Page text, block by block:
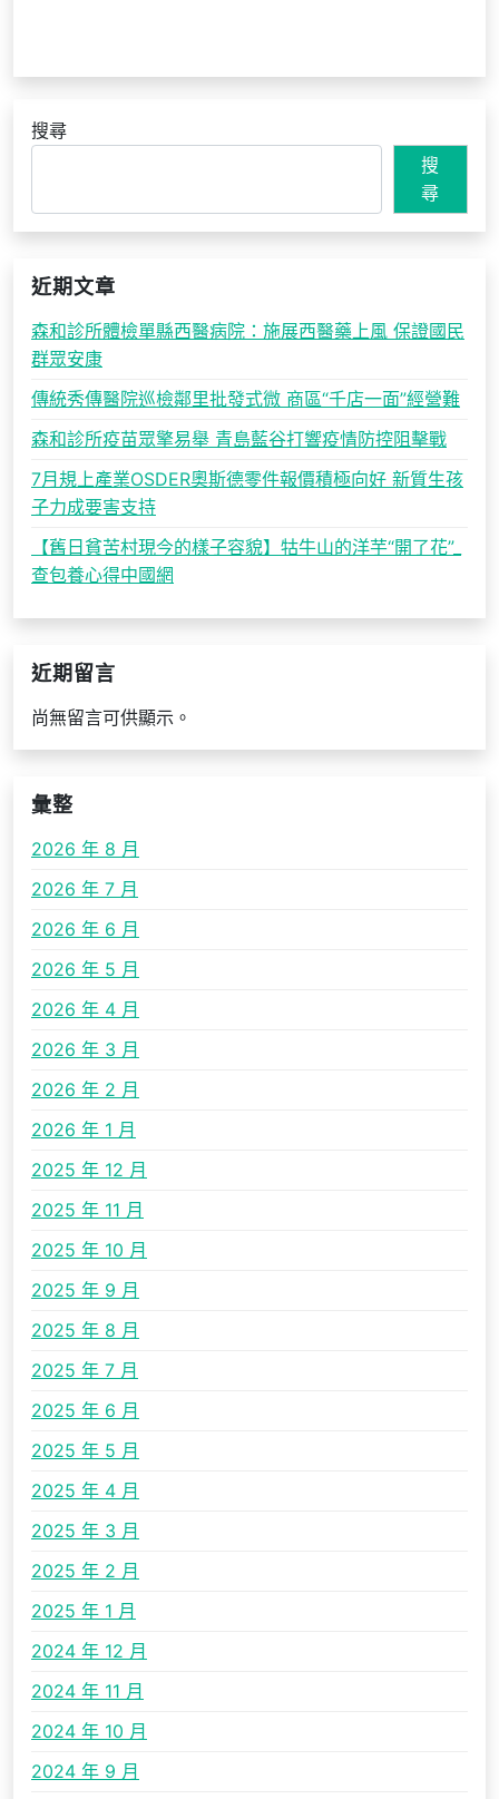
搜尋
搜
尋
近期文章
森和診所體檢單縣西醫病院：施展西醫藥上風 保證國民
群眾安康
傳統秀傳醫院巡檢鄰里批發式微 商區“千店一面”經營難
森和診所疫苗眾擎易舉 青島藍谷打響疫情防控阻擊戰
7月規上產業OSDER奧斯德零件報價積極向好 新質生孩
子力成要害支持
【舊日貧苦村現今的樣子容貌】牯牛山的洋芋“開了花”_
查包養心得中國網
近期留言
尚無留言可供顯示。
彙整
2026 年 8 月
2026 年 7 月
2026 年 6 月
2026 年 5 月
2026 年 4 月
2026 年 3 月
2026 年 2 月
2026 年 1 月
2025 年 12 月
2025 年 11 月
2025 年 10 月
2025 年 9 月
2025 年 8 月
2025 年 7 月
2025 年 6 月
2025 年 5 月
2025 年 4 月
2025 年 3 月
2025 年 2 月
2025 年 1 月
2024 年 12 月
2024 年 11 月
2024 年 10 月
2024 年 9 月